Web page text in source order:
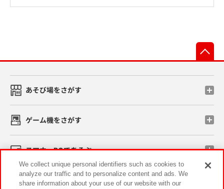
あそび場をさがす
ゲーム機をさがす
スマホ・PCであそぶ
イベント・キャンペーン
We collect unique personal identifiers such as cookies to
analyze our traffic and to personalize content and ads. We
share information about your use of our website with our